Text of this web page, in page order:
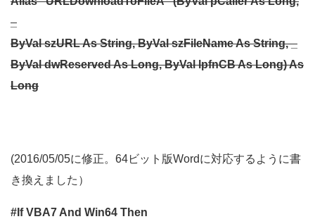
_
ByVal szURL As String, ByVal szFileName As String, _
ByVal dwReserved As Long, ByVal lpfnCB As Long) As
Long
(2016/05/05に修正。64ビット版Wordに対応するように書
き換えました）
#If VBA7 And Win64 Then